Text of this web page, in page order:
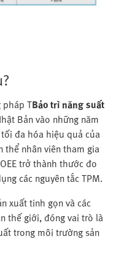
pháp TBảo trì năng suất
Bản vào những năm
đa hóa hiệu quả của
thể nhân viên tham gia
trở thành thước đo
các nguyên tắc TPM.
xuất tinh gọn và các
thế giới, đóng vai trò là
trong môi trường sản